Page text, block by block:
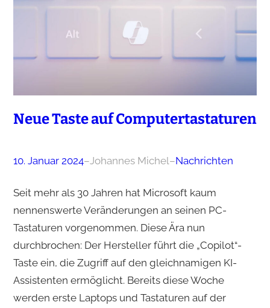
Neue Taste auf Computertastaturen
10. Januar 2024–Johannes Michel–Nachrichten
Seit mehr als 30 Jahren hat Microsoft kaum
nennenswerte Veränderungen an seinen PC-
Tastaturen vorgenommen. Diese Ära nun
durchbrochen: Der Hersteller führt die „Copilot“-
Taste ein, die Zugriff auf den gleichnamigen KI-
Assistenten ermöglicht. Bereits diese Woche
werden erste Laptops und Tastaturen auf der